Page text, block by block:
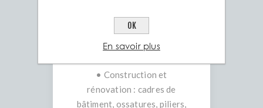
Le tube carré en acier est
particulièrement adapté
aux projets nécessitant
• Construction et
rénovation : cadres de
bâtiment, ossatures, piliers,
OK
En savoir plus